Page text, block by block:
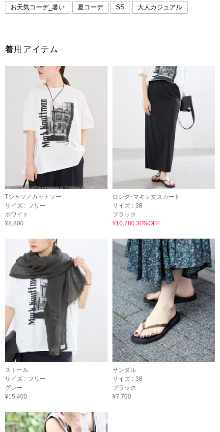
お天気コーデ_暑い 夏コーデ SS 大人カジュアル
着用アイテム
Tシャツ／カットソー
サイズ : フリー
ホワイト
¥8,800
ロング･マキシ丈スカート
サイズ : 38
ブラック
¥10,780 30%OFF
ストール
サイズ : フリー
グレー
¥15,400
サンダル
サイズ : 38
ブラック
¥7,700